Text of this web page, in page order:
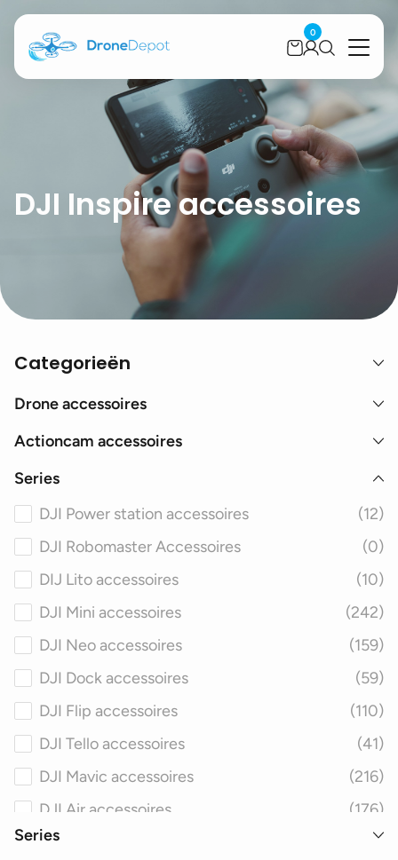
0
DJI Inspire accessoires
Categorieën
Drone accessoires
Actioncam accessoires
Series
DJI Power station accessoires
(12)
DJI Robomaster Accessoires
(0)
DIJ Lito accessoires
(10)
DJI Mini accessoires
(242)
DJI Neo accessoires
(159)
DJI Dock accessoires
(59)
DJI Flip accessoires
(110)
DJI Tello accessoires
(41)
DJI Mavic accessoires
(216)
DJI Air accessoires
(176)
DJI Phantom accessoires
(69)
Series